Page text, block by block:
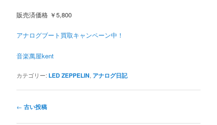
販売済価格 ￥5,800
アナログブート買取キャンペーン中！
音楽萬屋kent
カテゴリー: LED ZEPPELIN, アナログ日記
投稿ナビゲーション
← 古い投稿